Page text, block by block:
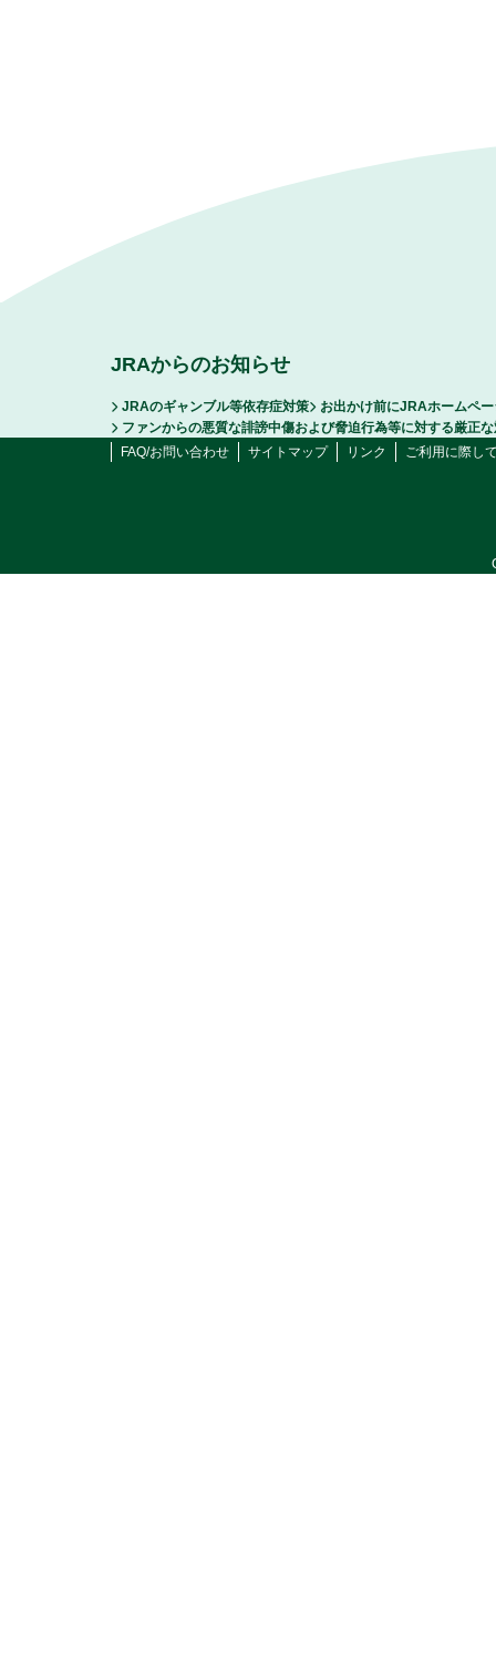
JRAからのお知らせ
JRAのギャンブル等依存症対策
お出かけ前にJRAホームペ
ファンからの悪質な誹謗中傷および脅迫行為等に対する厳正
FAQ/お問い合わせ
サイトマップ リンク ご利用に際し